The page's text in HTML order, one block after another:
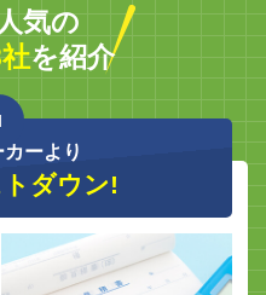
気の
を紹介
ーより
ダウン!